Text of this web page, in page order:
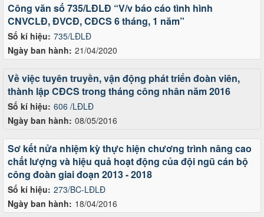
Số kí hiệu: 735/LĐLĐ
Ngày ban hành: 21/04/2020
Công văn số 735/LĐLĐ “V/v báo cáo tình hình
CNVCLĐ, ĐVCĐ, CĐCS 6 tháng, 1 năm”
Số kí hiệu: 606 /LĐLĐ
Ngày ban hành: 08/05/2016
Về việc tuyên truyền, vận động phát triển đoàn viên,
thành lập CĐCS trong tháng công nhân năm 2016
Số kí hiệu: 273/BC-LĐLĐ
Ngày ban hành: 18/04/2016
Sơ kết nửa nhiệm kỳ thực hiện chương trình nâng cao
chất lượng và hiệu quả hoạt động của đội ngũ cán bộ
công đoàn giai đoạn 2013 - 2018